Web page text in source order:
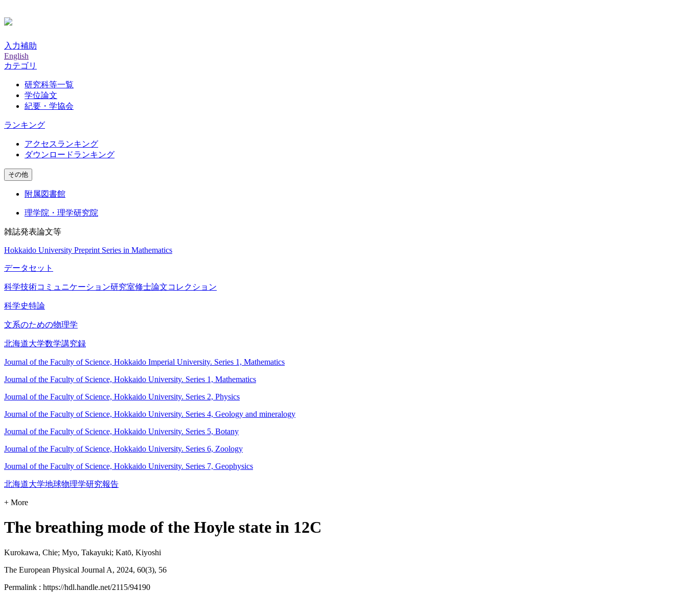
入力補助
English
カテゴリ
研究科等一覧
学位論文
紀要・学協会
ランキング
アクセスランキング
ダウンロードランキング
その他
附属図書館
理学院・理学研究院
雑誌発表論文等
Hokkaido University Preprint Series in Mathematics
データセット
科学技術コミュニケーション研究室修士論文コレクション
科学史特論
文系のための物理学
北海道大学数学講究録
Journal of the Faculty of Science, Hokkaido Imperial University. Series 1, Mathematics
Journal of the Faculty of Science, Hokkaido University. Series 1, Mathematics
Journal of the Faculty of Science, Hokkaido University. Series 2, Physics
Journal of the Faculty of Science, Hokkaido University. Series 4, Geology and mineralogy
Journal of the Faculty of Science, Hokkaido University. Series 5, Botany
Journal of the Faculty of Science, Hokkaido University. Series 6, Zoology
Journal of the Faculty of Science, Hokkaido University. Series 7, Geophysics
北海道大学地球物理学研究報告
+ More
The breathing mode of the Hoyle state in 12C
Kurokawa, Chie; Myo, Takayuki; Katō, Kiyoshi
The European Physical Journal A, 2024, 60(3), 56
Permalink : https://hdl.handle.net/2115/94190